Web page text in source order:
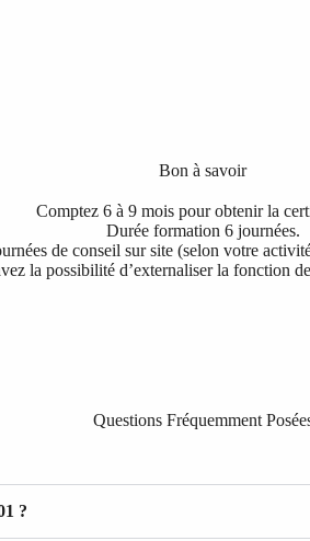
Bon à savoir
Comptez 6 à 9 mois pour obtenir la
Durée formation 6 journées.
de conseil sur site (selon votre
la possibilité d’externaliser la fonction
Questions Fréquemment
?